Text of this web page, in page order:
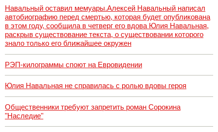
Навальный оставил мемуары.Алексей Навальный написал
автобиографию перед смертью, которая будет опубликована
в этом году, сообщила в четверг его вдова Юлия Навальная,
раскрыв существование текста, о существовании которого
знало только его ближайшее окружен
РЭП-килограммы споют на Евровидении
Юлия Навальная не справилась с ролью вдовы героя
Общественники требуют запретить роман Сорокина
"Наследие"